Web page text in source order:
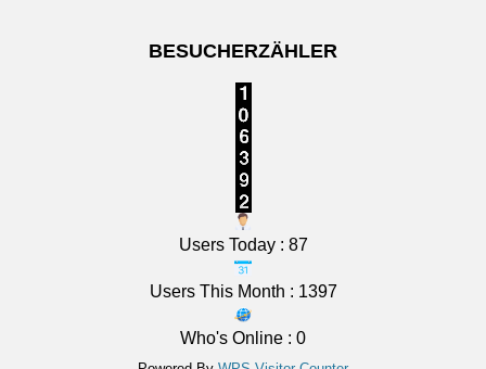
BESUCHERZÄHLER
Users Today : 87
Users This Month : 1397
Who's Online : 0